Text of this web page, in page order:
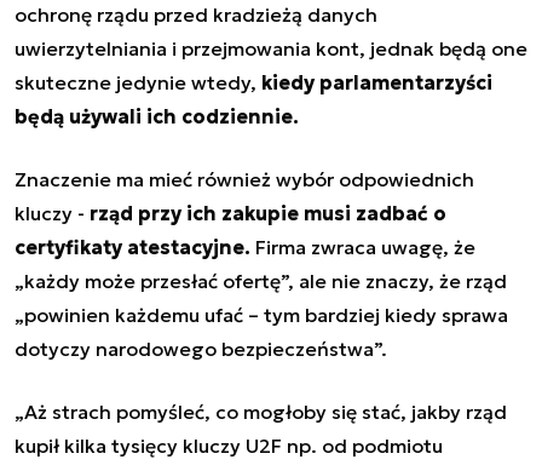
ochronę rządu przed kradzieżą danych
uwierzytelniania i przejmowania kont, jednak będą one
skuteczne jedynie wtedy, kiedy parlamentarzyści
będą używali ich codziennie.
Znaczenie ma mieć również wybór odpowiednich
kluczy - rząd przy ich zakupie musi zadbać o
certyfikaty atestacyjne. Firma zwraca uwagę, że
„każdy może przesłać ofertę”, ale nie znaczy, że rząd
„powinien każdemu ufać – tym bardziej kiedy sprawa
dotyczy narodowego bezpieczeństwa”.
„Aż strach pomyśleć, co mogłoby się stać, jakby rząd
kupił kilka tysięcy kluczy U2F np. od podmiotu